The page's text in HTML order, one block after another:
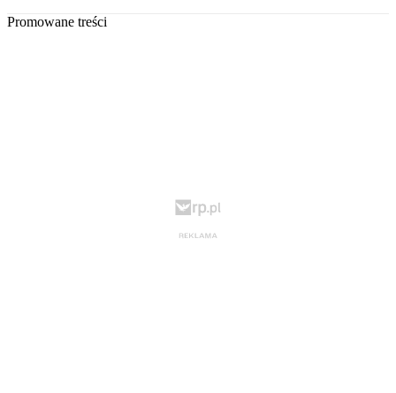
Promowane treści